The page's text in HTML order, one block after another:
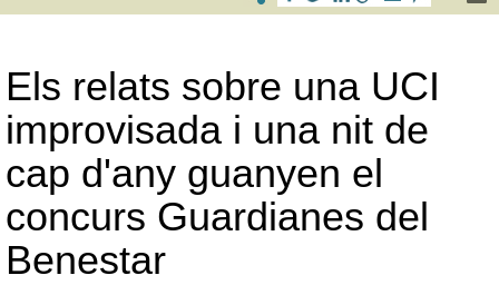
Els relats sobre una UCI
improvisada i una nit de
cap d'any guanyen el
concurs Guardianes del
Benestar